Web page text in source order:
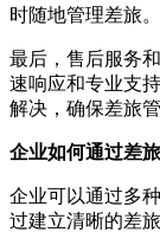
时随地管理差旅。
最后，售后服务
速响应和专业支
解决，确保差旅
企业如何通过差
企业可以通过多
过建立清晰的差